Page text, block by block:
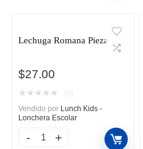
Lechuga Romana Pieza
$27.00
★ ★ ★ ★ ★
Vendido por Lunch Kids -
Lonchera Escolar
Lechuga